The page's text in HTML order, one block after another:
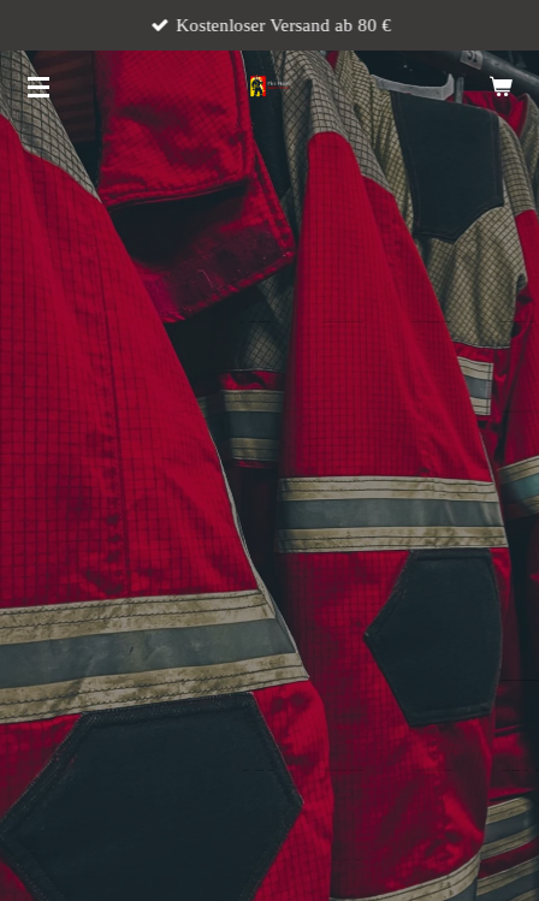
Hauptinhalt
springen
Kostenloser Versand ab 80 €